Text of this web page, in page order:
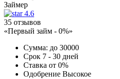
Займер
4.6
35 отзывов
«Первый займ - 0%»
Сумма: до 30000
Срок 7 - 30 дней
Ставка от 0%
Одобрение Высокое